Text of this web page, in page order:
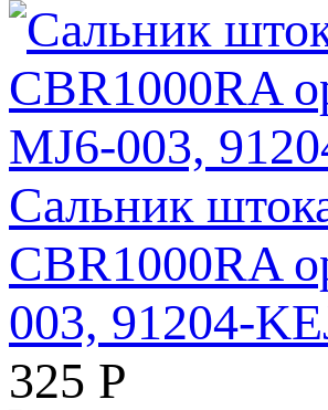
Сальник
CBR1000RA
003, 91204-
325 Р